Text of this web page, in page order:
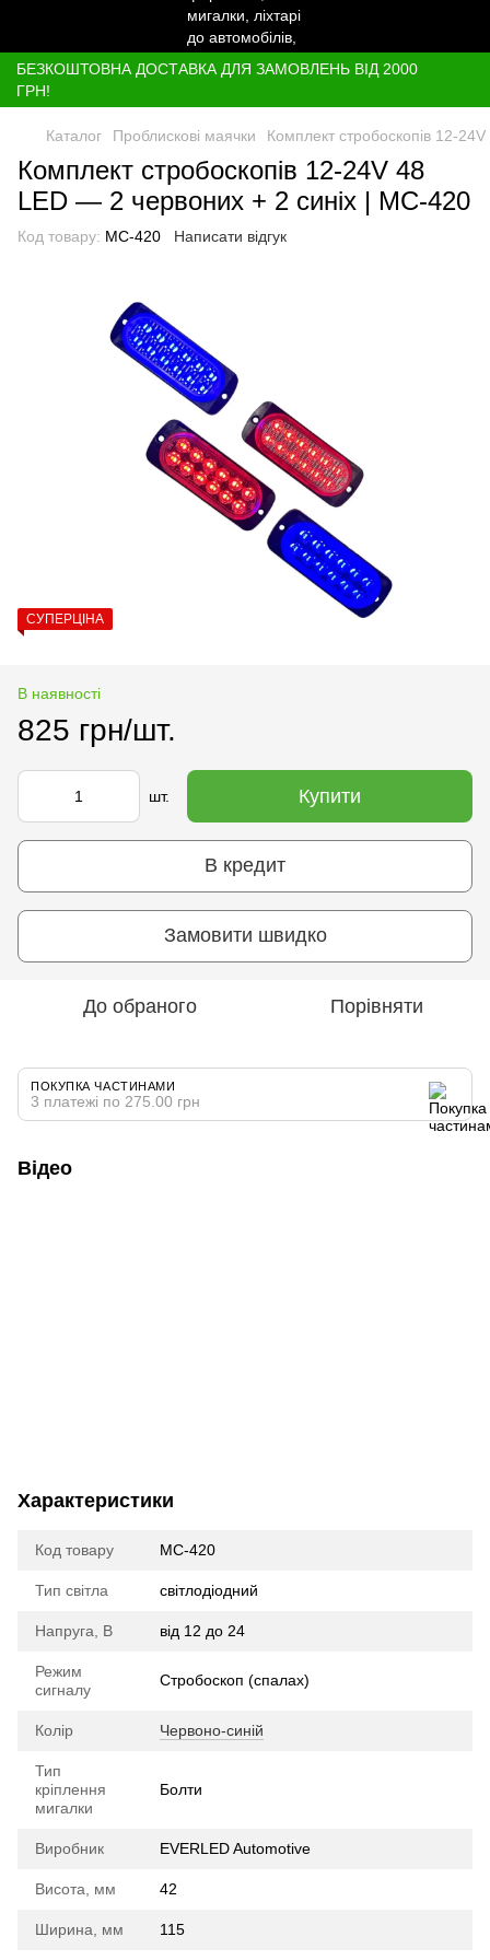
БЕЗКОШТОВНА ДОСТАВКА ДЛЯ ЗАМОВЛЕНЬ ВІД 2000
ГРН!
Каталог Проблискові маячки Комплект стробоскопів 12-
Комплект стробоскопів 12-24V 48
LED — 2 червоних + 2 синіх | МС-420
Код товару: МС-420 Написати відгук
СУПЕРЦІНА
В наявності
825 грн/шт.
шт. Купити
В кредит
Замовити швидко
До обраного Порівняти
ПОКУПКА ЧАСТИНАМИ
3 платежі по 275.00 грн
Відео
Характеристики
Код товару МС-420
Тип світла cвітлодіодний
Напруга, В від 12 до 24
Режим
сигналу
Стробоскоп (спалах)
Колір Червоно-синій
Тип
кріплення
мигалки
Болти
Виробник EVERLED Automotive
Висота, мм 42
Ширина, мм 115